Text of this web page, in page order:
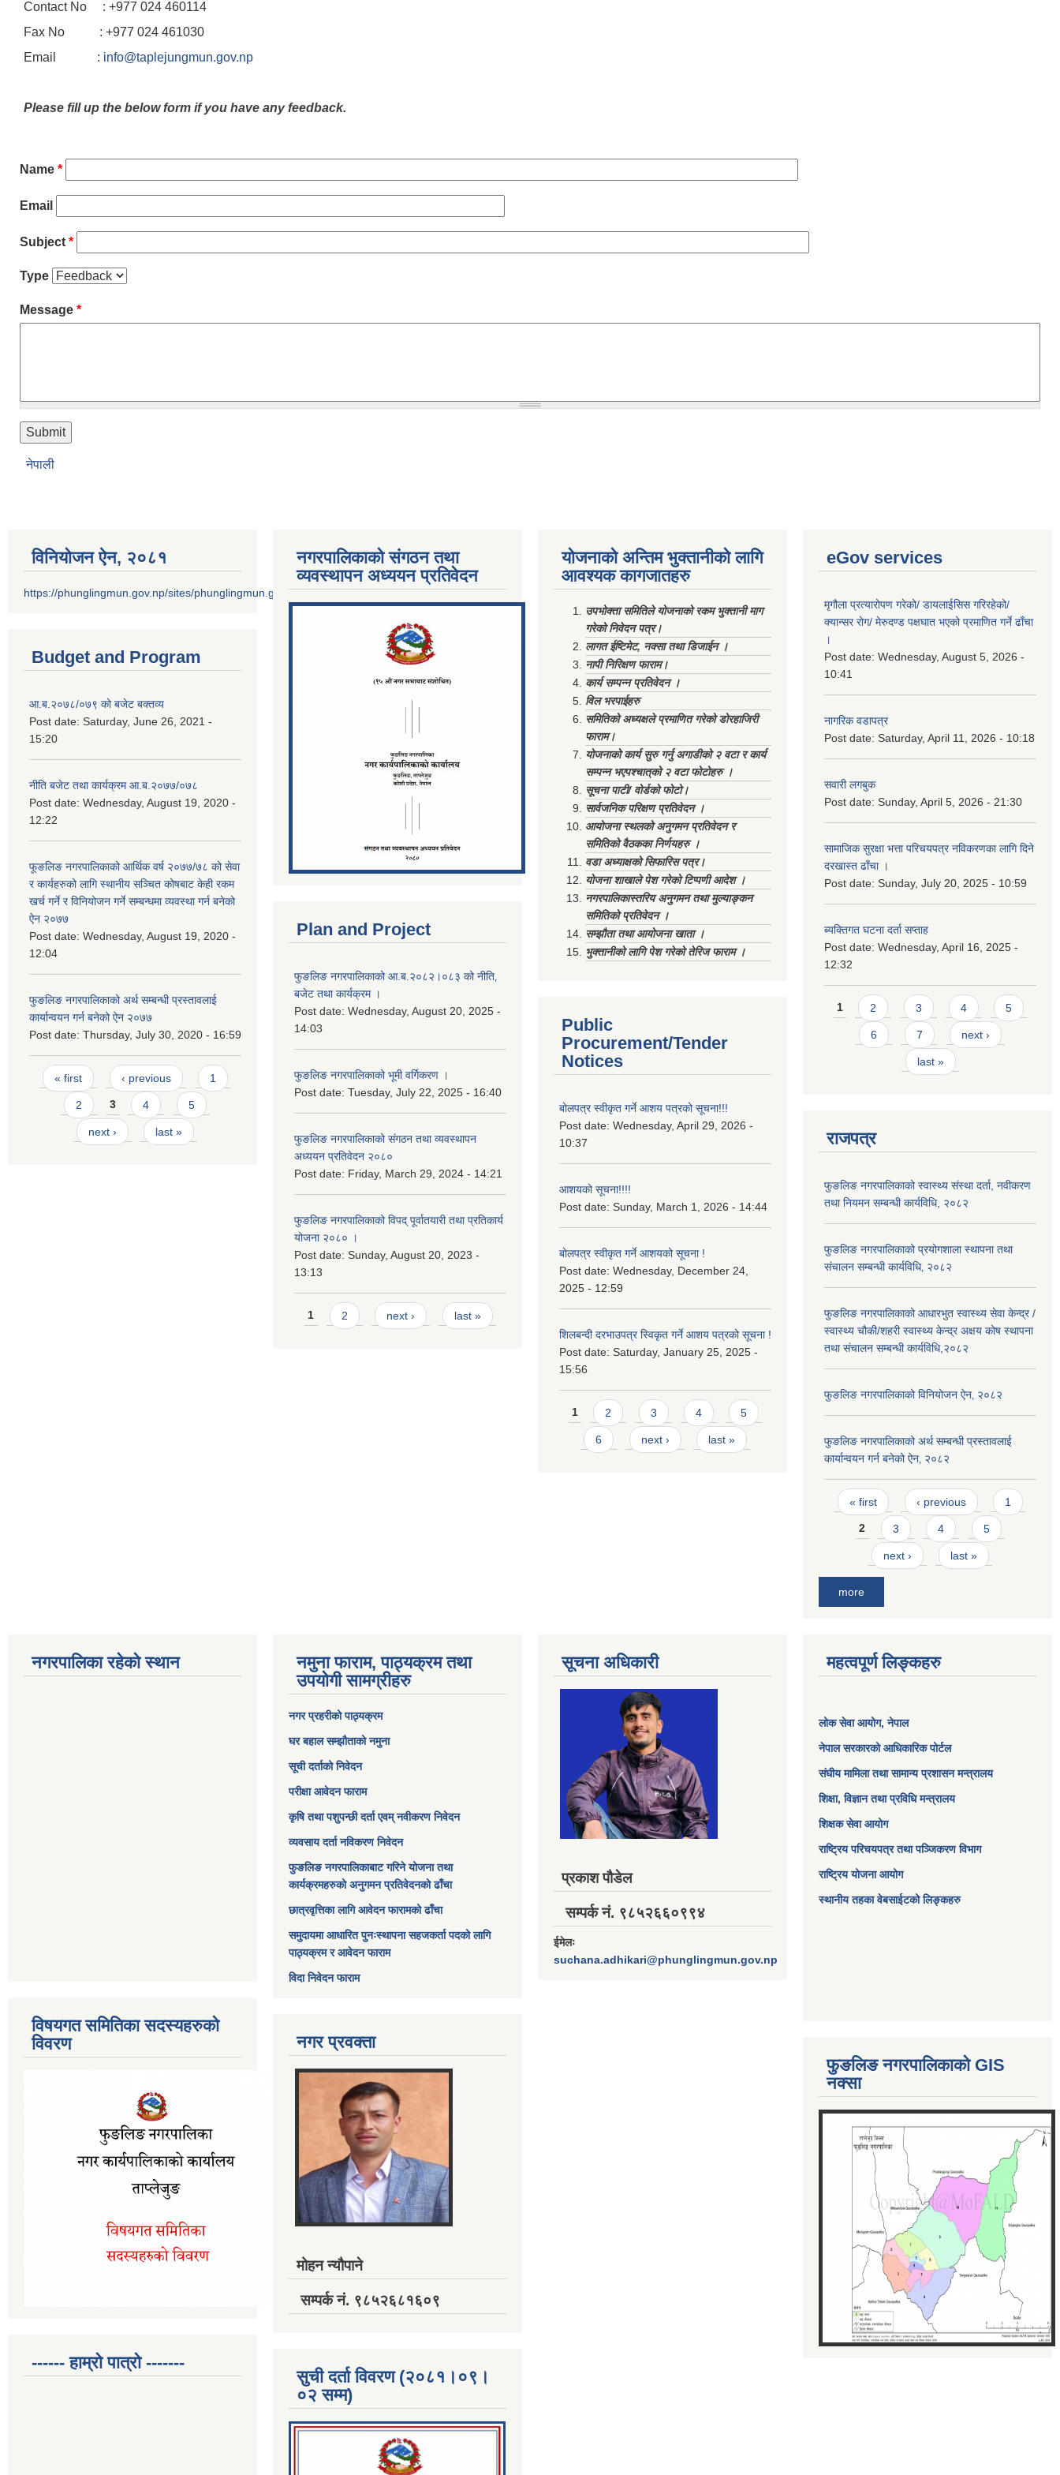
Contact No : +977 024 460114
Fax No : +977 024 461030
Email : info@taplejungmun.gov.np
Please fill up the below form if you have any feedback.
Name *
Email
Subject *
Type
Message *
नेपाली
विनियोजन ऐन‚ २०८१
https://phunglingmun.gov.np/sites/phunglingmun.gov.np/files/documents/Al...
Budget and Program
आ.ब.२०७८/०७९ को बजेट बक्तव्य
Post date: Saturday, June 26, 2021 -
15:20
नीति बजेट तथा कार्यक्रम आ.ब.२०७७/०७८
Post date: Wednesday, August 19, 2020 -
12:22
फूङलिङ नगरपालिकाको आर्थिक वर्ष २०७७/७८ को सेवा
र कार्यहरुको लागि स्थानीय सञ्चित कोषबाट केही रकम
खर्च गर्ने र विनियोजन गर्ने सम्बन्धमा व्यवस्था गर्न बनेको
ऐन २०७७
Post date: Wednesday, August 19, 2020 -
12:04
फुङलिङ नगरपालिकाको अर्थ सम्बन्धी प्रस्तावलाई
कार्यान्वयन गर्न बनेको ऐन २०७७
Post date: Thursday, July 30, 2020 - 16:59
Pages
« first ‹ previous 1
2 3 4 5
next › last »
नगरपालिकाको संगठन तथा
व्यवस्थापन अध्ययन प्रतिवेदन
Plan and Project
फुङलिङ नगरपालिकाको आ.ब.२०८२।०८३ को नीति‚
बजेट तथा कार्यक्रम ।
Post date: Wednesday, August 20, 2025 -
14:03
फुङलिङ नगरपालिकाको भूमी वर्गिकरण ।
Post date: Tuesday, July 22, 2025 - 16:40
फुङलिङ नगरपालिकाको संगठन तथा व्यवस्थापन
अध्ययन प्रतिवेदन २०८०
Post date: Friday, March 29, 2024 - 14:21
फुङलिङ नगरपालिकाको विपद् पूर्वातयारी तथा प्रतिकार्य
योजना २०८० ।
Post date: Sunday, August 20, 2023 -
13:13
Pages
1 2 next › last »
योजनाको अन्तिम भुक्तानीको लागि
आवश्यक कागजातहरु
उपभोक्ता समितिले योजनाको रकम भुक्तानी माग
गरेको निवेदन पत्र।
लागत ईष्टिमेट, नक्सा तथा डिजाईन ।
नापी निरिक्षण फाराम।
कार्य सम्पन्न प्रतिवेदन ।
विल भरपाईहरु
समितिको अध्यक्षले प्रमाणित गरेको डोरहाजिरी
फाराम।
योजनाको कार्य सुरु गर्नु अगाडीको २ वटा र कार्य
सम्पन्न भएपश्चात्‌को २ वटा फोटोहरु ।
सूचना पाटी/ वोर्डको फोटो।
सार्वजनिक परिक्षण प्रतिवेदन ।
आयोजना स्थलको अनुगमन प्रतिवेदन र
समितिको वैठकका निर्णयहरु ।
वडा अध्याक्षको सिफारिस पत्र।
योजना शाखाले पेश गरेको टिप्पणी आदेश ।
नगरपालिकास्तरिय अनुगमन तथा मुल्याङ्कन
समितिको प्रतिवेदन ।
सम्झौता तथा आयोजना खाता ।
भुक्तानीको लागि पेश गरेको तेरिज फाराम ।
Public
Procurement/Tender
Notices
बोलपत्र स्वीकृत गर्ने आशय पत्रको सूचना!!!
Post date: Wednesday, April 29, 2026 -
10:37
आशयको सूचना!!!!
Post date: Sunday, March 1, 2026 - 14:44
बोलपत्र स्वीकृत गर्ने आशयको सूचना !
Post date: Wednesday, December 24,
2025 - 12:59
शिलबन्दी दरभाउपत्र स्विकृत गर्ने आशय पत्रको सूचना !
Post date: Saturday, January 25, 2025 -
15:56
Pages
1 2 3 4 5
6 next › last »
eGov services
मृगौला प्रत्यारोपण गरेको/ डायलाईसिस गरिरहेको/
क्यान्सर रोग/ मेरुदण्ड पक्षघात भएको प्रमाणित गर्ने ढाँचा
।
Post date: Wednesday, August 5, 2026 -
10:41
नागरिक वडापत्र
Post date: Saturday, April 11, 2026 - 10:18
सवारी लगबुक
Post date: Sunday, April 5, 2026 - 21:30
सामाजिक सुरक्षा भत्ता परिचयपत्र नविकरणका लागि दिने
दरखास्त ढाँचा ।
Post date: Sunday, July 20, 2025 - 10:59
ब्यक्तिगत घटना दर्ता सप्ताह
Post date: Wednesday, April 16, 2025 -
12:32
Pages
1 2 3 4 5
6 7 next ›
last »
राजपत्र
फुङलिङ नगरपालिकाको स्वास्थ्य संस्था दर्ता, नवीकरण
तथा नियमन सम्बन्धी कार्यविधि, २०८२
फुङलिङ नगरपालिकाको प्रयोगशाला स्थापना तथा
संचालन सम्बन्धी कार्यविधि‚ २०८२
फुङलिङ नगरपालिकाको आधारभुत स्वास्थ्य सेवा केन्द्र /
स्वास्थ्य चौकी/शहरी स्वास्थ्य केन्द्र अक्षय कोष स्थापना
तथा संचालन सम्बन्धी कार्यविधि,२०८२
फुङलिङ नगरपालिकाको विनियोजन ऐन‚ २०८२
फुङलिङ नगरपालिकाको अर्थ सम्बन्धी प्रस्तावलाई
कार्यान्वयन गर्न बनेको ऐन‚ २०८२
Pages
« first ‹ previous 1
2 3 4 5
next › last »
more
नगरपालिका रहेको स्थान
विषयगत समितिका सदस्यहरुको
विवरण
------ हाम्रो पात्रो -------
नमुना फाराम, पाठ्यक्रम तथा
उपयोगी सामग्रीहरु
नगर प्रहरीको पाठ्यक्रम
घर बहाल सम्झौताको नमुना
सूची दर्ताको निवेदन
परीक्षा आवेदन फाराम
कृषि तथा पशुपन्छी दर्ता एवम् नवीकरण निवेदन
व्यवसाय दर्ता नविकरण निवेदन
फुङलिङ नगरपालिकाबाट गरिने योजना तथा
कार्यक्रमहरुको अनुगमन प्रतिवेदनको ढाँचा
छात्रवृत्तिका लागि आवेदन फारामको ढाँचा
समुदायमा आधारित पुनःस्थापना सहजकर्ता पदको लागि
पाठ्यक्रम र आवेदन फाराम
विदा निवेदन फाराम
नगर प्रवक्ता
मोहन न्यौपाने
सम्पर्क नं. ९८५२६८१६०९
सुची दर्ता विवरण (२०८१।०९।
०२ सम्म)
सूचना अधिकारी
प्रकाश पौडेल
सम्पर्क नं. ९८५२६६०९९४
ईमेलः
suchana.adhikari@phunglingmun.gov.np
महत्वपूर्ण लिङ्कहरु
लोक सेवा आयोग, नेपाल
नेपाल सरकारको आधिकारिक पोर्टल
संघीय मामिला तथा सामान्य प्रशासन मन्त्रालय
शिक्षा, विज्ञान तथा प्रविधि मन्त्रालय
शिक्षक सेवा आयोग
राष्ट्रिय परिचयपत्र तथा पञ्जिकरण विभाग
राष्ट्रिय योजना आयोग
स्थानीय तहका वेबसाईटको लिङ्कहरु
फुङलिङ नगरपालिकाको GIS
नक्सा